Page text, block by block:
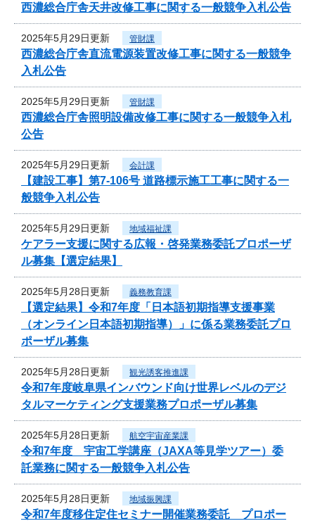
西濃総合庁舎天井改修工事に関する一般競争入札公告
2025年5月29日更新 管財課
西濃総合庁舎直流電源装置改修工事に関する一般競争
入札公告
2025年5月29日更新 管財課
西濃総合庁舎照明設備改修工事に関する一般競争入札
公告
2025年5月29日更新 会計課
【建設工事】第7-106号 道路標示施工工事に関する一
般競争入札公告
2025年5月29日更新 地域福祉課
ケアラー支援に関する広報・啓発業務委託プロポーザ
ル募集【選定結果】
2025年5月28日更新 義務教育課
【選定結果】令和7年度「日本語初期指導支援事業
（オンライン日本語初期指導）」に係る業務委託プロ
ポーザル募集
2025年5月28日更新 観光誘客推進課
令和7年度岐阜県インバウンド向け世界レベルのデジ
タルマーケティング支援業務プロポーザル募集
2025年5月28日更新 航空宇宙産業課
令和7年度 宇宙工学講座（JAXA等見学ツアー）委
託業務に関する一般競争入札公告
2025年5月28日更新 地域振興課
令和7年度移住定住セミナー開催業務委託 プロポー